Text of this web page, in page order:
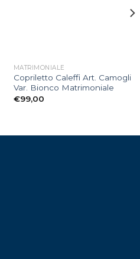
MATRIMONIALE
Copriletto Caleffi Art. Camogli
Var. Bionco Matrimoniale
€99,00